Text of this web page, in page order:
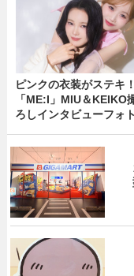
ピンクの衣装がステキ！
「ME:I」MIU＆KEIKO
ろしインタビューフォト